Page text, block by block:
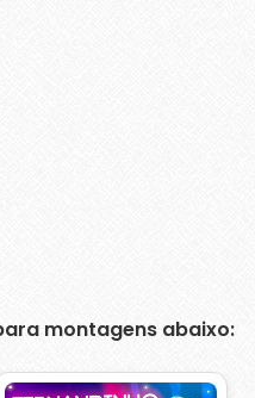
montagens abaixo: